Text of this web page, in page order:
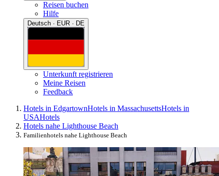
Reisen buchen
Hilfe
Deutsch · EUR · DE
Unterkunft registrieren
Meine Reisen
Feedback
Hotels in EdgartownHotels in MassachusettsHotels in
USAHotels
Hotels nahe Lighthouse Beach
Familienhotels nahe Lighthouse Beach